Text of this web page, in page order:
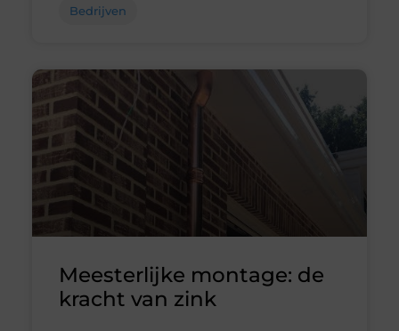
Bedrijven
Meesterlijke montage: de
kracht van zink